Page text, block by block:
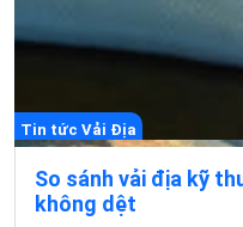
Tin tức Vải Địa
So sánh vải địa kỹ
không dệt